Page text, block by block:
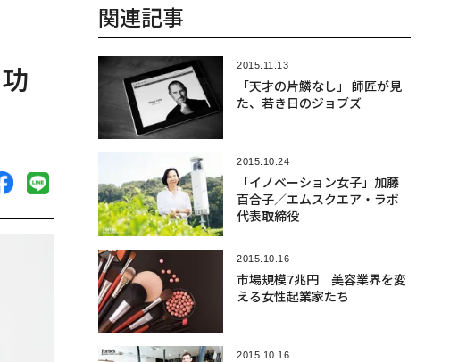
関連記事
2015.11.13
「天才の片鱗なし」 師匠が見
た、若き日のジョブズ
2015.10.24
「イノベーション女子」加藤
百合子／エムスクエア・ラボ
代表取締役
2015.10.16
市場規模7兆円 美容業界を変
える女性起業家たち
2015.10.16